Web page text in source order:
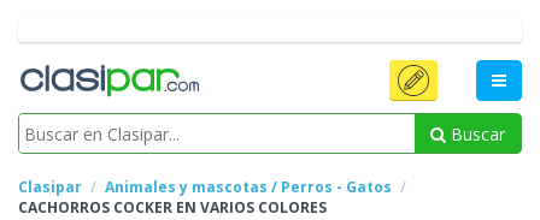
Buscar
Clasipar
Animales y mascotas / Perros - Gatos
CACHORROS COCKER EN VARIOS COLORES